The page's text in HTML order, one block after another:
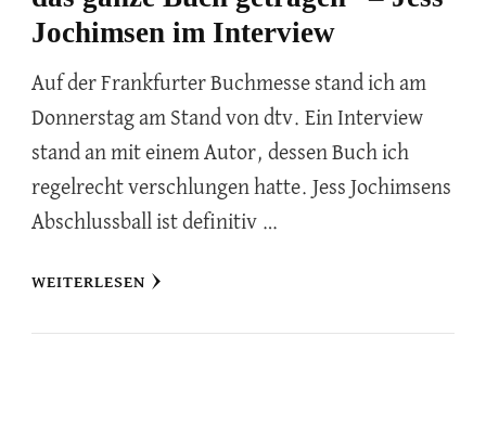
Jochimsen im Interview
Auf der Frankfurter Buchmesse stand ich am
Donnerstag am Stand von dtv. Ein Interview
stand an mit einem Autor, dessen Buch ich
regelrecht verschlungen hatte. Jess Jochimsens
Abschlussball ist definitiv …
WEITERLESEN